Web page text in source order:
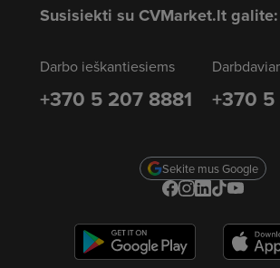
Susisiekti su CVMarket.lt galite:
Darbo ieškantiesiems
+370 5 207 8881 +370
Sekite mus Google